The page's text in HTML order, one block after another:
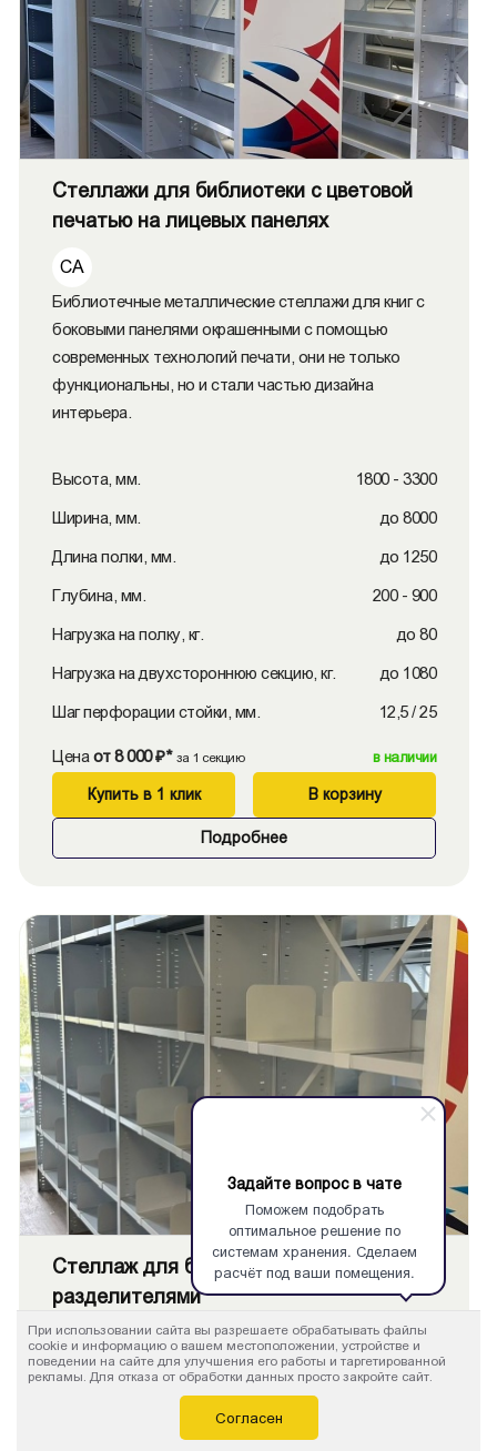
Задайте вопрос в чате
Поможем подобрать
оптимальное решение по
системам хранения. Сделаем
расчёт под ваши помещения.
Стеллажи для библиотеки с цветовой
печатью на лицевых панелях
СА
Библиотечные металлические стеллажи для книг с
боковыми панелями окрашенными с помощью
современных технологий печати, они не только
функциональны, но и стали частью дизайна
интерьера.
Высота, мм. 1800 - 3300
Ширина, мм. до 8000
Длина полки, мм. до 1250
Глубина, мм. 200 - 900
Нагрузка на полку, кг. до 80
Нагрузка на двухстороннюю секцию, кг. до 1080
Шаг перфорации стойки, мм. 12,5 / 25
Цена от 8 000 ₽* за 1 секцию в наличии
Купить в 1 клик В корзину
Подробнее
Стеллаж для библиотеки с подвижными
разделителями
СА
Съемный разделитель можно перемещать по всей
длине полки библиотечного стеллажа, что
позволет легко менять ширину ячейки. На одной
При использовании сайта вы разрешаете обрабатывать файлы
cookie и информацию о вашем местоположении, устройстве и
поведении на сайте для улучшения его работы и таргетированной
рекламы. Для отказа от обработки данных просто закройте сайт.
Согласен